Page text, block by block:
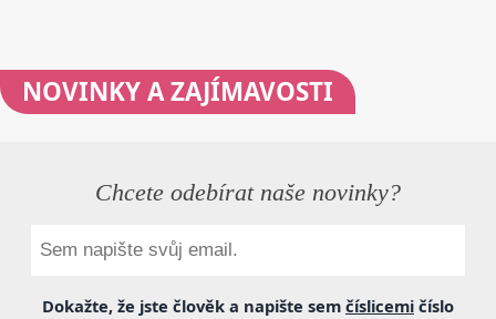
NOVINKYA ZAJÍMAVOSTI
Chcete odebírat naše novinky?
Dokažte, že jste člověk a napište sem číslicemi číslo